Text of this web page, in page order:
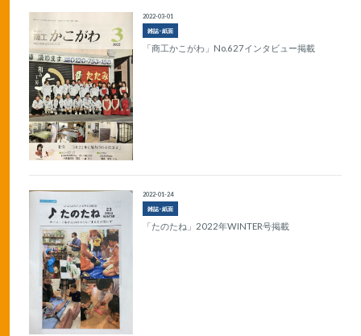
雑誌･紙面
2022-03-01
「商工かこがわ」No.627インタビュー掲載
雑誌･紙面
2022-01-24
「たのたね」2022年WINTER号掲載